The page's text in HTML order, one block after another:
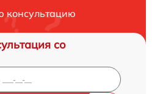
консультацию
со